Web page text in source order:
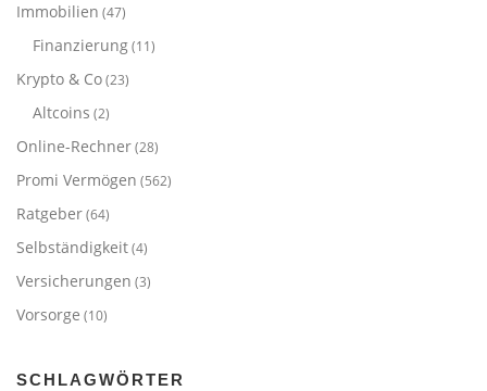
Immobilien (47)
Finanzierung(11)
Krypto & Co(23)
Altcoins (2)
Online-Rechner(28)
Promi Vermögen (562)
Ratgeber(64)
Selbständigkeit(4)
Versicherungen (3)
Vorsorge (10)
SCHLAGWÖRTER